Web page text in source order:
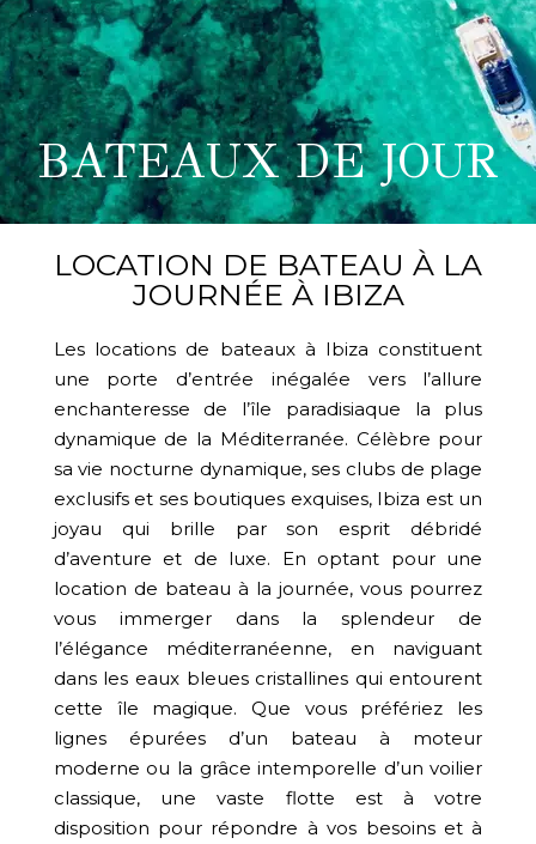
BATEAUX DE JOUR
LOCATION DE BATEAU À LA
JOURNÉE À IBIZA
Les locations de bateaux à Ibiza constituent
une porte d’entrée inégalée vers l’allure
enchanteresse de l’île paradisiaque la plus
dynamique de la Méditerranée. Célèbre pour
sa vie nocturne dynamique, ses clubs de plage
exclusifs et ses boutiques exquises, Ibiza est un
joyau qui brille par son esprit débridé
d’aventure et de luxe. En optant pour une
location de bateau à la journée, vous pourrez
vous immerger dans la splendeur de
l’élégance méditerranéenne, en naviguant
dans les eaux bleues cristallines qui entourent
cette île magique. Que vous préfériez les
lignes épurées d’un bateau à moteur
moderne ou la grâce intemporelle d’un voilier
classique, une vaste flotte est à votre
disposition pour répondre à vos besoins et à